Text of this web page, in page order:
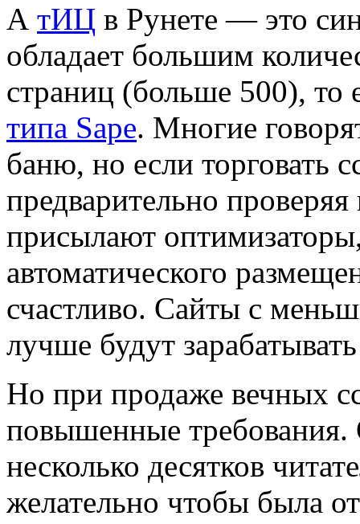
А тИЦ в Рунете — это
обладает большим
страниц (больше 500),
типа Sape. Многие
баню, но если торговать
предварительно
присылают
автоматического
счастливо. Сайты с
лучше будут
Но при продаже вечных
повышенные требования.
несколько десятков
желательно чтобы была